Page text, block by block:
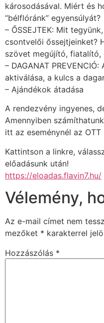
károsodásával. Miért és
“bélflóránk” egyensúlyát?
– ŐSSEJTEK: Mit
csontvelői őssejtjeinket?
szövet megújító, fiatalító,
– DAGANAT
aktiválása, a kulcs a
– Ajándékok átadása
A rendezvény ingyenes,
Amennyiben
itt az eseménynél az OTT
Kattintson a linkre,
előadásunk után!
https://eloadas.flavin7.hu/
Vélemény,
Az e-mail címet nem
mezőket * karakterrel
Hozzászólás *